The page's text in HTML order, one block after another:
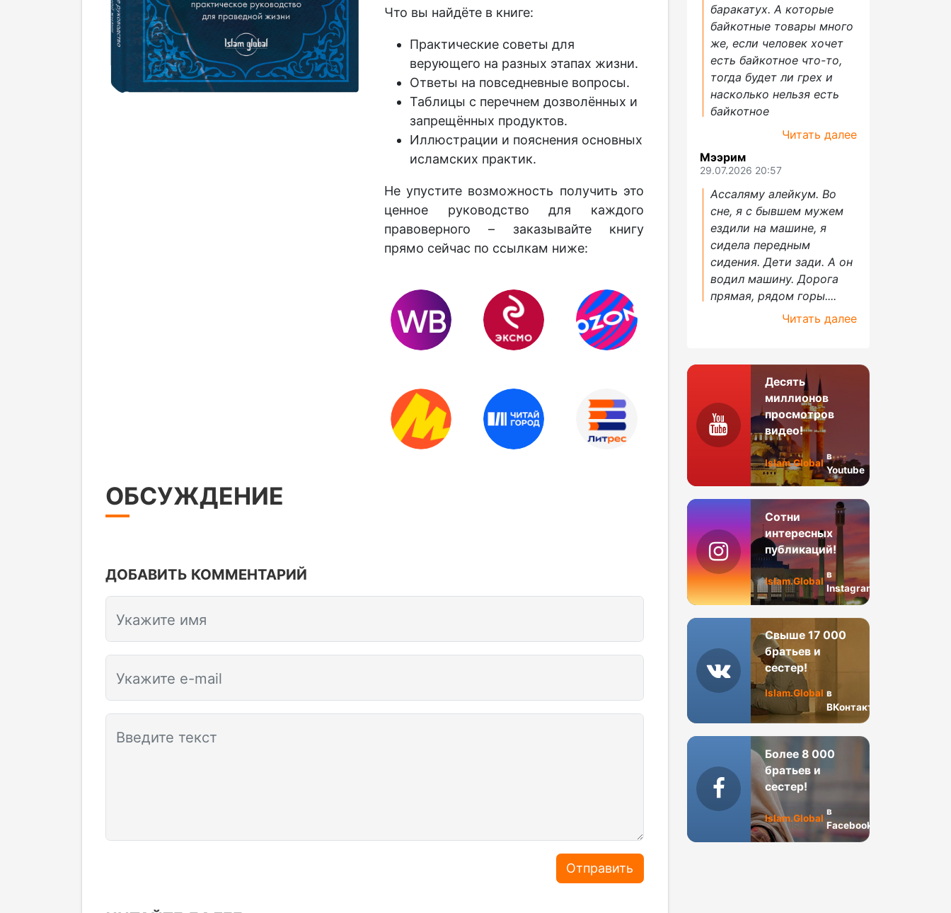
Что вы найдёте в книге:
Практические советы для
верующего на разных этапах жизни.
Ответы на повседневные вопросы.
Таблицы с перечнем дозволённых и
запрещённых продуктов.
Иллюстрации и пояснения основных
исламских практик.
Не упустите возможность получить это
ценное руководство для каждого
правоверного – заказывайте книгу
прямо сейчас по ссылкам ниже:
ОБСУЖДЕНИЕ
ДОБАВИТЬ КОММЕНТАРИЙ
Укажите имя
Укажите e-mail
Введите текст
Отправить
баракатух. А которые
байкотные товары много
же, если человек хочет
есть байкотное что-то,
тогда будет ли грех и
насколько нельзя есть
байкотное
Читать далее
Мээрим
29.07.2026 20:57
Ассаляму алейкум. Во
сне, я с бывшем мужем
ездили на машине, я
сидела передным
сидения. Дети зади. А он
водил машину. Дорога
прямая, рядом горы....
Читать далее
Десять
миллионов
просмотров
видео!
Islam.Global
в
Youtube
Сотни
интересных
публикаций!
Islam.Global
в
Instagram
Свыше 17 000
братьев и
сестер!
Islam.Global в
ВКонтакте
Более 8 000
братьев и
сестер!
Islam.Global
в
Facebook